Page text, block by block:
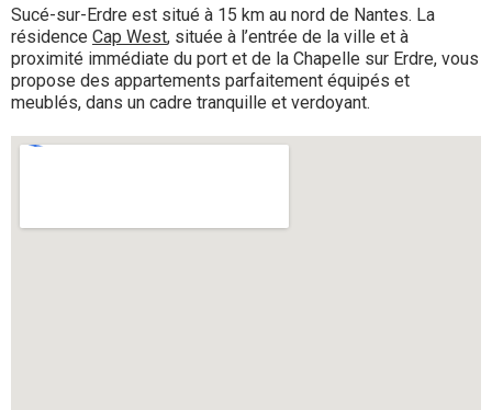
Sucé-sur-Erdre est situé à 15 km au nord de Nantes. La
résidence Cap West, située à l’entrée de la ville et à
proximité immédiate du port et de la Chapelle sur Erdre, vous
propose des appartements parfaitement équipés et
meublés, dans un cadre tranquille et verdoyant.